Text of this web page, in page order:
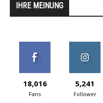
IHRE MEINUNG
18,016
Fans
5,241
Follower